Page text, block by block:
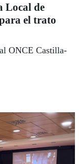
Local de
el trato
ONCE Castilla-